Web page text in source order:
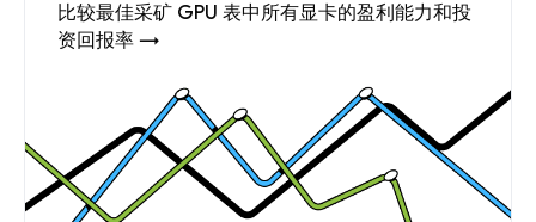
比较最佳采矿 GPU 表中所有显卡的盈利能力和投
资回报率 →